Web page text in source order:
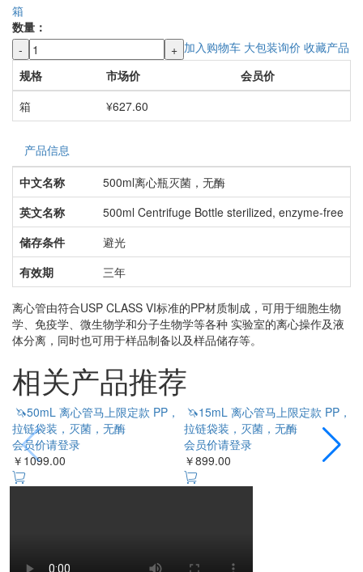
箱
数量：
-
+ 加入购物车 大包装询价 收藏产品
规格
市场价
会员价
箱
¥627.60
产品信息
中文名称
500ml离心瓶灭菌，无酶
英文名称
500ml Centrifuge Bottle sterilized, enzyme-free
储存条件
避光
有效期
三年
离心管由符合USP CLASS VI标准的PP材质制成，可用于细胞生物
学、免疫学、微生物学和分子生物学等各种 实验室的离心操作及液
体分离，同时也可用于样品制备以及样品储存等。
相关产品推荐
🦄50mL 离心管马上限定款 PP，
拉链袋装，灭菌，无酶
会员价请登录
￥1099.00
🦄15mL 离心管马上限定款 PP，
拉链袋装，灭菌，无酶
会员价请登录
￥899.00